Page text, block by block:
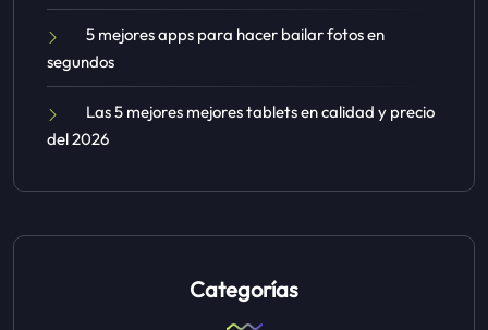
5 mejores apps para hacer bailar fotos en
segundos
Las 5 mejores mejores tablets en calidad y precio
del 2026
Categorías